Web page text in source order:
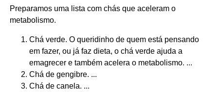
Preparamos uma lista com chás que aceleram o
metabolismo.
Chá verde. O queridinho de quem está pensando
em fazer, ou já faz dieta, o chá verde ajuda a
emagrecer e também acelera o metabolismo. ...
Chá de gengibre. ...
Chá de canela. ...